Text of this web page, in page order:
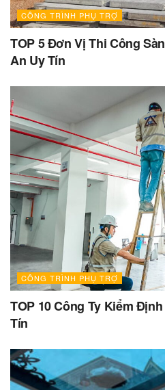
CÔNG TRÌNH PHỤ TRỢ
TOP 5 Đơn Vị Thi Công
An Uy Tín
CÔNG TRÌNH PHỤ TRỢ
TOP 10 Công Ty Kiểm
Tín